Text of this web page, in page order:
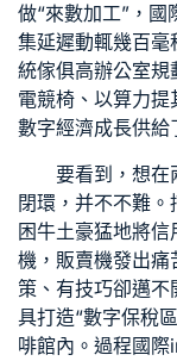
做“來數加工”，
集延遲動輒幾百毫
統傢俱高辦公室規
電競椅 、以算力
數字經濟成長供給
要看到，想在
閉環，并不不難
困牛土豪猛地將
機，販賣機發出
策、有技巧卻邁
具打造“數字保稅
啡館內。過程國